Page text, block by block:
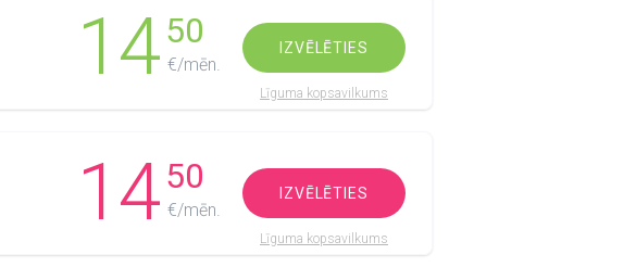
1450
€/mēn.
IZVĒLĒTIES
Līguma kopsavilkums
1450
€/mēn.
IZVĒLĒTIES
Līguma kopsavilkums